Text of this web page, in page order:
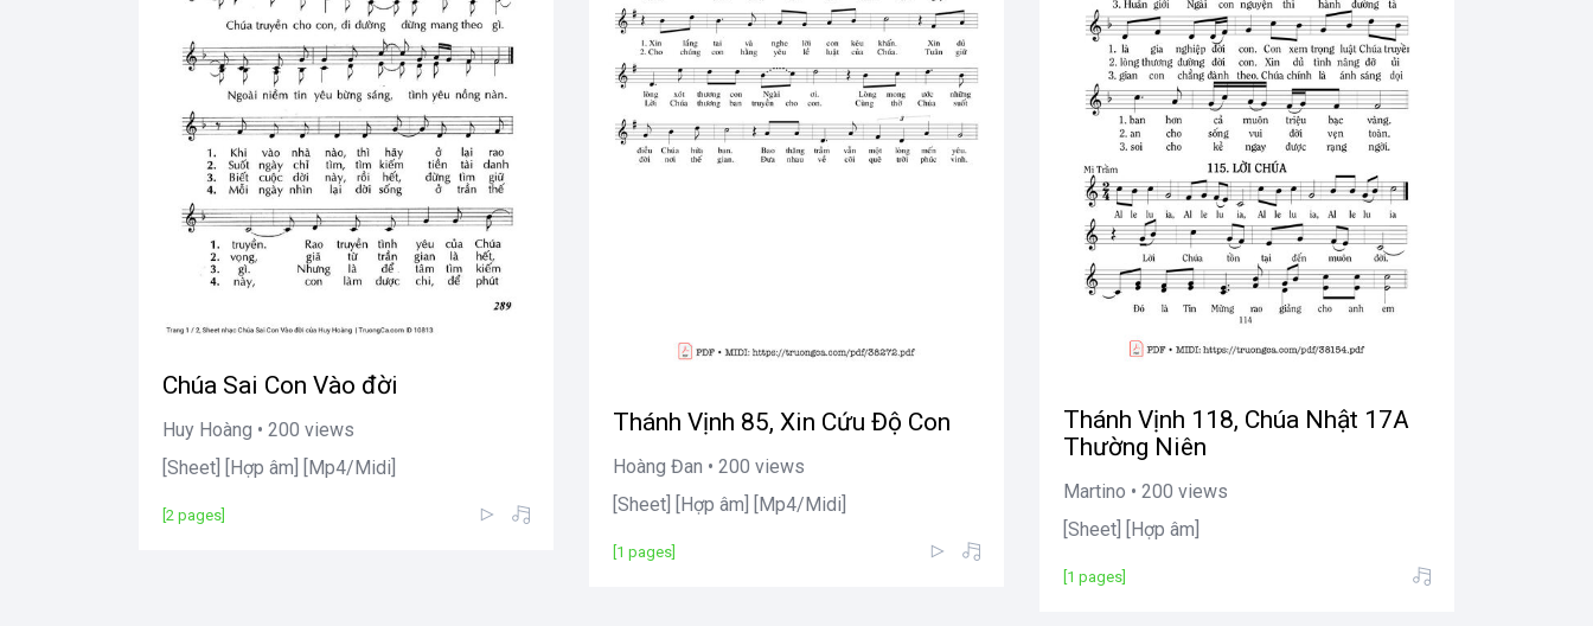
Chúa Sai Con Vào đời
Huy Hoàng • 200 views
[Sheet] [Hợp âm] [Mp4/Midi]
[2 pages]
Thánh Vịnh 85, Xin Cứu Độ Con
Hoàng Đan • 200 views
[Sheet] [Hợp âm] [Mp4/Midi]
[1 pages]
Thánh Vịnh 118, Chúa Nhật 17A
Thường Niên
Martino • 200 views
[Sheet] [Hợp âm]
[1 pages]